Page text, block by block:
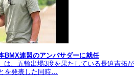
BMX連盟のアンバサダーに就任
、五輪出場3度を果たしている長迫吉拓が
を発表した同時…